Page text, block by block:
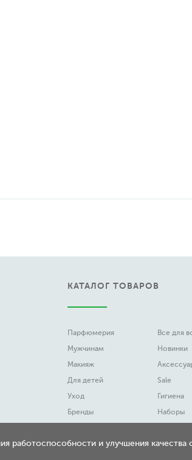
КАТАЛОГ ТОВАРОВ
Парфюмерия
Мужчинам
Макияж
Для детей
Уход
Бренды
Все для
Новинки
Sale
Гигиена
Наборы
работоспособности и улучшения качества